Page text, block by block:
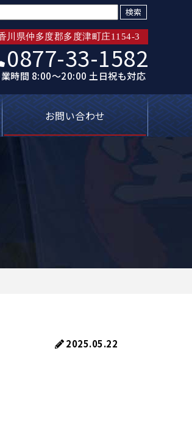
川県仲多度郡多度津町庄1154-3
0877-33-1582
時間 8:00～20:00 土日祝も対応
お問い合わせ
2025.05.22